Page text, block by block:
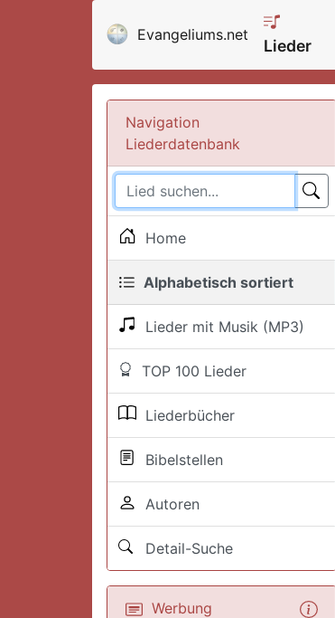
Evangeliums.net
Lieder
Navigation
Liederdatenbank
Home
Alphabetisch sortiert
Lieder mit Musik (MP3)
TOP 100 Lieder
Liederbücher
Bibelstellen
Autoren
Detail-Suche
Werbung